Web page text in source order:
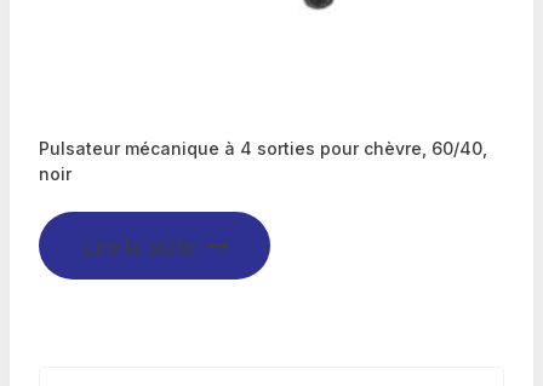
Pulsateur mécanique à 4 sorties pour chèvre, 60/40,
noir
Lire la suite